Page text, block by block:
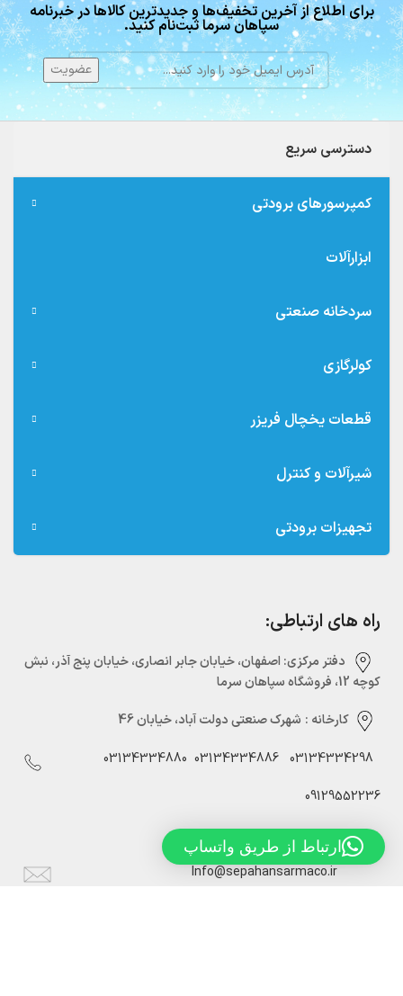
برای اطلاع از آخرین تخفیف‌ها و جدیدترین کالاها در خبرنامه
سپاهان سرما ثبت‌نام کنید.
دسترسی سریع
کمپرسورهای برودتی
ابزارآلات
سردخانه صنعتی
کولرگازی
قطعات یخچال فریزر
شیرآلات و کنترل
تجهیزات برودتی
راه های ارتباطی:
دفتر مرکزی:‌ اصفهان، خیابان جابر انصاری، خیابان پنج آذر، نبش
کوچه 12، فروشگاه سپاهان سرما
کارخانه : شهرک صنعتی دولت آباد، خیابان 46
03134334298
03134334886
03134334880
09129552236
Info@sepahansarmaco.ir
ارتباط از طریق واتساپ